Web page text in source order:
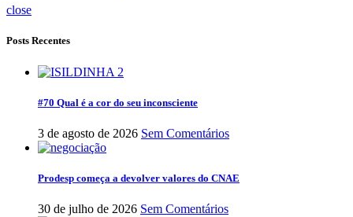
close
Posts Recentes
#70 Qual é a cor do seu inconsciente
3 de agosto de 2026 Sem Comentários
Prodesp começa a devolver valores do CNAE
30 de julho de 2026 Sem Comentários